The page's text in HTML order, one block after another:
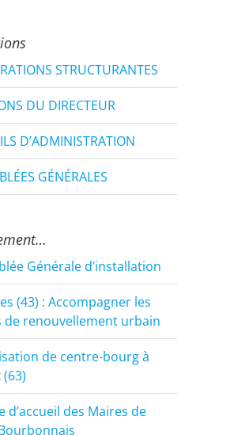
STRUCTURANTES
DU DIRECTEUR
D’ADMINISTRATION
GÉNÉRALES
Générale d’installation
(43) : Accompagner les
de renouvellement urbain
de centre-bourg à
d’accueil des Maires de